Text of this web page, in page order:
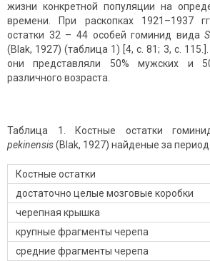
жизни конкретной популяции на
времени. При раскопках 1921–1937
остатки 32 – 44 особей гоминид вида
(Blak, 1927) (таблица 1) [4, с. 81; 3, с.
они представляли 50% мужских и
различного возраста.
Таблица 1. Костные остатки
pekinensis(Blak, 1927) найденые за период
Костные остатки
достаточно целые мозговые коробки
черепная крышка
крупные фрагменты черепа
средние фрагменты черепа